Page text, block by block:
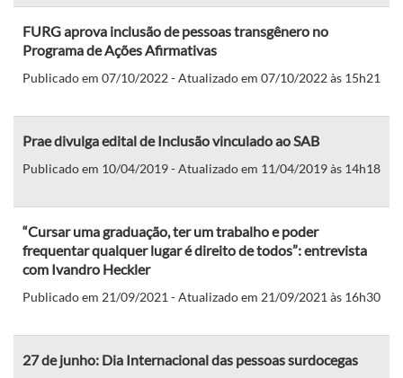
FURG aprova inclusão de pessoas transgênero no
Programa de Ações Afirmativas
Publicado em 07/10/2022 - Atualizado em 07/10/2022 às 15h21
Prae divulga edital de Inclusão vinculado ao SAB
Publicado em 10/04/2019 - Atualizado em 11/04/2019 às 14h18
“Cursar uma graduação, ter um trabalho e poder
frequentar qualquer lugar é direito de todos”: entrevista
com Ivandro Heckler
Publicado em 21/09/2021 - Atualizado em 21/09/2021 às 16h30
27 de junho: Dia Internacional das pessoas surdocegas